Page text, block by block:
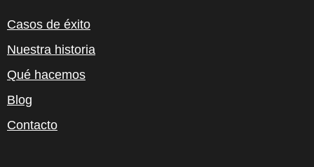
Casos de éxito
Nuestra historia
Qué hacemos
Blog
Contacto